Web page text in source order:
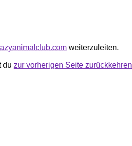
weiterzuleiten.
du zur vorherigen Seite zurückkehren